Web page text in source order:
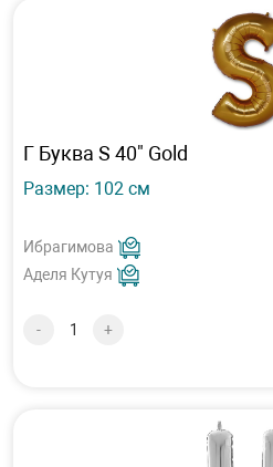
Г Буква S 40" Gold
Размер: 102 см
Ибрагимова
Аделя Кутуя
- +